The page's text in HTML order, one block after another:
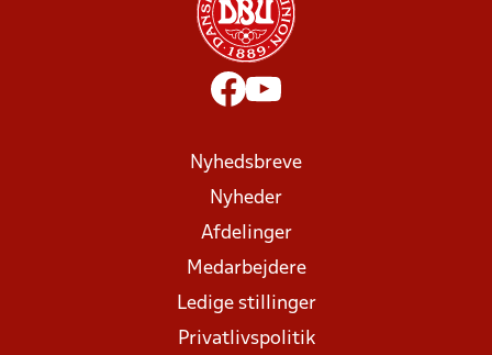
Nyhedsbreve
Nyheder
Afdelinger
Medarbejdere
Ledige stillinger
Privatlivspolitik